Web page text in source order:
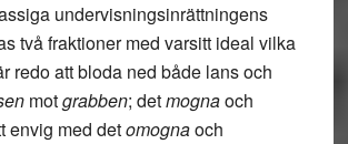
undervisningsinrättningens
två fraktioner med varsitt ideal vilka
redo att bloda ned både lans och
motgrabben; detmognaoch
envig med detomognaoch